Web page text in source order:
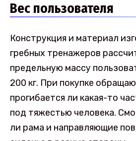
Вес пользователя
Конструкция и материал
гребных тренажеров
предельную массу
200 кг. При покупке
прогибается ли какая-то
под тяжестью человека.
ли рама и направляющие